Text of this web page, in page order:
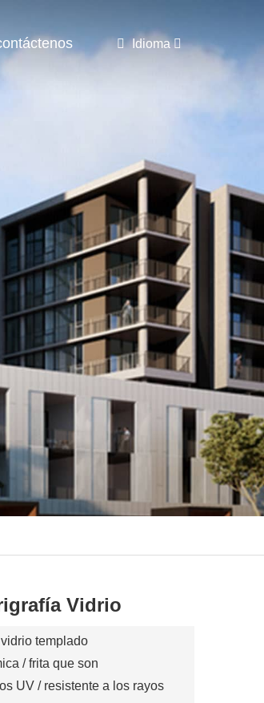
Idioma
Vidrio
templado
/ frita que son
UV / resistente a los rayos